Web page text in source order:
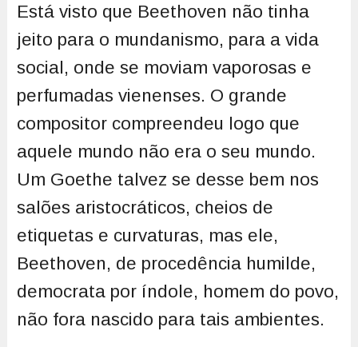
Está visto que Beethoven não tinha
jeito para o mundanismo, para a vida
social, onde se moviam vaporosas e
perfumadas vienenses. O grande
compositor compreendeu logo que
aquele mundo não era o seu mundo.
Um Goethe talvez se desse bem nos
salões aristocráticos, cheios de
etiquetas e curvaturas, mas ele,
Beethoven, de procedência humilde,
democrata por índole, homem do povo,
não fora nascido para tais ambientes.